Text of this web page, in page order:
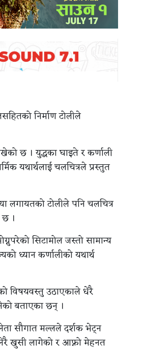
निर्माण टोलीले
छ । युद्धका घाइते र कर्णाली
यथार्थलाई चलचित्रले प्रस्तुत
लगायतको टोलीले पनि चलचित्र
।
सिटामोल जस्तो सामान्य
ध्यान कर्णालीको यथार्थ
विषयवस्तु उठाएकाले धेरै
बताएका छन् ।
सौगात मल्लले दर्शक भेट्न
खुसी लागेको र आफ्नो मेहनत